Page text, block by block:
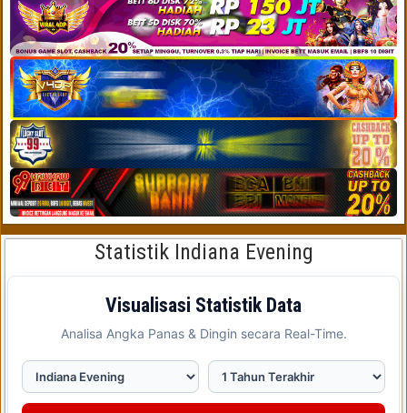
Statistik Indiana Evening
Visualisasi Statistik Data
Analisa Angka Panas & Dingin secara Real-Time.